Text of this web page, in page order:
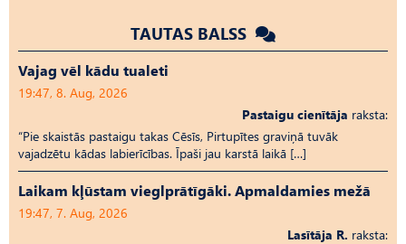
TAUTAS BALSS
Vajag vēl kādu tualeti
19:47, 8. Aug, 2026
Pastaigu cienītāja raksta:
“Pie skaistās pastaigu takas Cēsīs, Pirtupītes graviņā tuvāk
vajadzētu kādas labierīcības. Īpaši jau karstā laikā […]
Laikam kļūstam vieglprātīgāki. Apmaldamies mežā
19:47, 7. Aug, 2026
Lasītāja R. raksta: